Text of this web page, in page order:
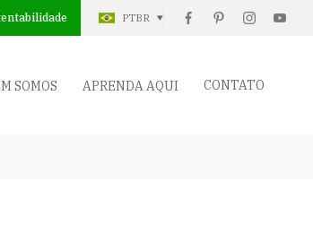
PTBR
SOMOS APRENDA AQUI CONTATO